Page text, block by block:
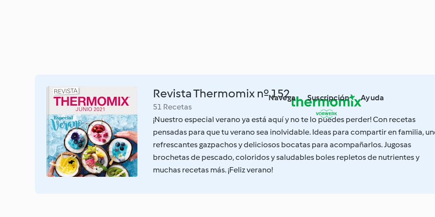
Navega Suscripción Ayuda
Revista Thermomix nº 152
51 Recetas
¡Nuestro especial verano ya está aquí y no te lo puedes perder! Con recetas
pensadas para que tu verano sea inolvidable. Ideas para compartir en familia,
refrescantes gazpachos y deliciosos bocatas para acompañarlos. Jugosas
brochetas de pescado, coloridos y saludables boles repletos de nutrientes y
muchas recetas más. ¡Feliz verano!